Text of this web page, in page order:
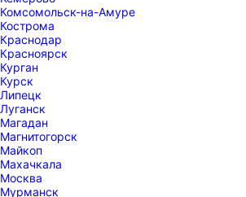
Комсомольск-на-Амуре
Кострома
Краснодар
Красноярск
Курган
Курск
Липецк
Луганск
Магадан
Магнитогорск
Майкоп
Махачкала
Москва
Мурманск